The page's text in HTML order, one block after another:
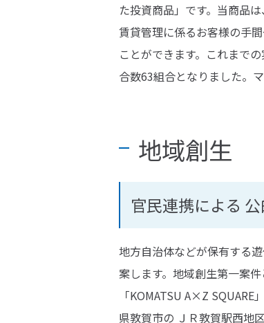
た投資商品」です。当商品
賃貸管理に係るお客様の手
ことができます。これまで
合数63組合となりました。
地域創生
官民連携による
地方自治体などが保有する
案します。地域創生第一案
「KOMATSU A×Z
県敦賀市の ＪＲ敦賀駅西地